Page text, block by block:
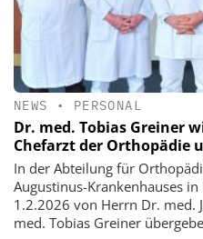
NEWS • PERSONAL
Dr. med. Tobias Greiner
Chefarzt der Orthopädie
In der Abteilung für
Augustinus-Krankenhauses
1.2.2026 von Herrn Dr. med.
med. Tobias Greiner